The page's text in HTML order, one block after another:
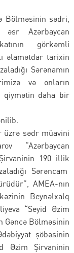
sədri,
Azərbaycan
görkəmli
əlamətdar tarixin
Sərənamın
və onların
qiymətin daha bir
üzrə sədr müavini
“Azərbaycan
190 illik
Sərəncam
AMEA-nın
Beynəlxalq
“Seyid Əzim
Gəncə Bölməsinin
şöbəsinin
Əzim Şirvaninin